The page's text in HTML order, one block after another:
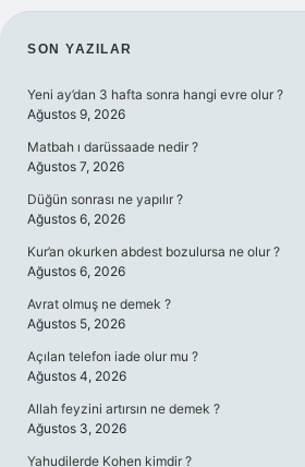
SIDEBAR
SON YAZILAR
Yeni ay’dan 3 hafta sonra hangi evre olur ?
Ağustos 9, 2026
Matbah ı darüssaade nedir ?
Ağustos 7, 2026
Düğün sonrası ne yapılır ?
Ağustos 6, 2026
Kur’an okurken abdest bozulursa ne olur ?
Ağustos 6, 2026
Avrat olmuş ne demek ?
Ağustos 5, 2026
Açılan telefon iade olur mu ?
Ağustos 4, 2026
Allah feyzini artırsın ne demek ?
Ağustos 3, 2026
Yahudilerde Kohen kimdir ?